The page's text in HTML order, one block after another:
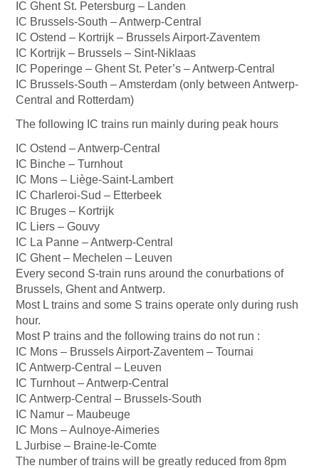
IC Ghent St. Petersburg – Landen
IC Brussels-South – Antwerp-Central
IC Ostend – Kortrijk – Brussels Airport-Zaventem
IC Kortrijk – Brussels – Sint-Niklaas
IC Poperinge – Ghent St. Peter’s – Antwerp-Central
IC Brussels-South – Amsterdam (only between Antwerp-
Central and Rotterdam)
The following IC trains run mainly during peak hours
IC Ostend – Antwerp-Central
IC Binche – Turnhout
IC Mons – Liège-Saint-Lambert
IC Charleroi-Sud – Etterbeek
IC Bruges – Kortrijk
IC Liers – Gouvy
IC La Panne – Antwerp-Central
IC Ghent – Mechelen – Leuven
Every second S-train runs around the conurbations of
Brussels, Ghent and Antwerp.
Most L trains and some S trains operate only during rush
hour.
Most P trains and the following trains do not run :
IC Mons – Brussels Airport-Zaventem – Tournai
IC Antwerp-Central – Leuven
IC Turnhout – Antwerp-Central
IC Antwerp-Central – Brussels-South
IC Namur – Maubeuge
IC Mons – Aulnoye-Aimeries
L Jurbise – Braine-le-Comte
The number of trains will be greatly reduced from 8pm